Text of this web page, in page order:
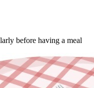
before having a meal